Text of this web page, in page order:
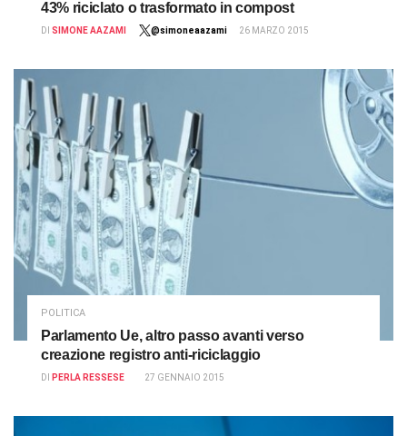
43% riciclato o trasformato in compost
DI SIMONE AAZAMI @simoneaazami 26 MARZO 2015
POLITICA
Parlamento Ue, altro passo avanti verso
creazione registro anti-riciclaggio
DI PERLA RESSESE 27 GENNAIO 2015